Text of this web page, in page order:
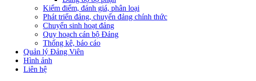
Kiểm điểm, đánh giá, phân loại
Phát triển đảng, chuyển đảng chính thức
Chuyển sinh hoạt đảng
Quy hoạch cán bộ Đảng
Thống kê, báo cáo
Quản lý Đảng Viên
Hình ảnh
Liên hệ